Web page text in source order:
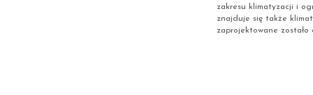
zakresu klimatyzacji i
znajduje się także
zaprojektowane zostało